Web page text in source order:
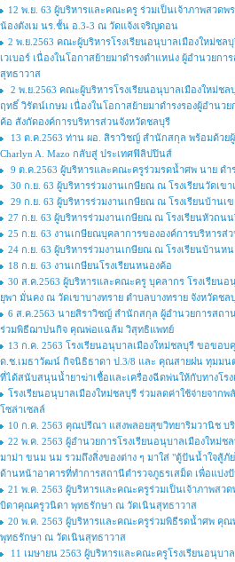
12 พ.ย. 63 ผู้บริหารและคณะครู ร่วมเป็นเจ้าภาพสว
น้องตังเม นร.ชั้น อ.3-3 ณ วัดแจ้งเจริญดอน
2 พ.ย.2563 คณะผู้บริหารโรงเรียนอนุบาลเมืองใหม่ช
เวเบอร์ เนื่องในโอกาสย้ายมาดำรงตำแหน่ง ผู้อำนวยกา
สุทธาวาส
2 พ.ย.2563 คณะผู้บริหารโรงเรียนอนุบาลเมืองใหม่ช
ฤทธิ์ วิรัตน์เกษม เนื่องในโอกาสย้ายมาดำรงรองผู้อำนว
ค้อ สังกัดองค์การบริหารส่วนจังหวัดชลบุรี
13 ต.ค.2563 ท่าน ผอ. สิราวิชญ์ สำนักสกุล พร้อมด้วย
Charlyn A. Mazo กลับสู่ ประเทศฟิลิปปินส์
9 ต.ค.2563 ผู้บริหารและคณะครูร่วมรดน้ำศพ นาย ด
30 ก.ย. 63 ผู้บริหารร่วมงานเกษียณ ณ โรงเรียนวัดเขา
29 ก.ย. 63 ผู้บริหารร่วมงานเกษียณ ณ โรงเรียนบ้านเ
27 ก.ย. 63 ผู้บริหารร่วมงานเกษียณ ณ โรงเรียนหัวถน
25 ก.ย. 63 งานเกษียณบุคลาการขององค์การบริหารส่
24 ก.ย. 63 ผู้บริหารร่วมงานเกษียณ ณ โรงเรียนบ้านห
18 ก.ย. 63 งานเกษียนโรงเรียนหนองค้อ
30 ส.ค.2563 ผู้บริหารและคณะครู บุคลากร โรงเรียน
ยุพา มั่นคง ณ วัดเขาบางทราย ตำบลบางทราย จังหวัดชล
6 ส.ค.2563 นายสิราวิชญ์ สำนักสกุล ผู้อำนวยการสถา
ร่วมพิธีฌาปนกิจ คุณพ่อแฉล้ม วิสุทธิแพทย์
13 ก.ค. 2563 โรงเรียนอนุบาลเมืองใหม่ชลบุรี ขอข
ด.ช.เมธาวัฒน์ กิจนิธิธาดา ป.3/8 และ คุณสายฝน ทุมมน
ที่ได้สนับสนุนน้ำยาฆ่าเชื้อและเครื่องฉีดพ่นให้กับทางโรง
โรงเรียนอนุบาลเมืองใหม่ชลบุรี ร่วมลดค่าใช้จ่ายจาก
โซล่าเซลล์
10 ก.ค. 2563 คุณปรีณา แสงพลอยสุขวิทยาริมวานิช บ
22 พ.ค. 2563 ผู้อำนวยการโรงเรียนอนุบาลเมืองใหม่
มาม่า ขนม นม รวมถึงสิ่งของต่าง ๆ มาใส่ "ตู้ปันน้ำใจสู้ภั
ด้านหน้าอาคารที่ทำการสถานีตำรวจภูธรเสม็ด เพื่อแบ่ง
21 พ.ค. 2563 ผู้บริหารและคณะครูร่วมเป็นเจ้าภาพส
บิดาคุณครูวนิดา พุทธรักษา ณ วัดเนินสุทธาวาส
20 พ.ค. 2563 ผู้บริหารและคณะครูร่วมพิธีรดน้ำศพ
พุทธรักษา ณ วัดเนินสุทธาวาส
11 เมษายน 2563 ผู้บริหารและคณะครูโรงเรียนอนุบ